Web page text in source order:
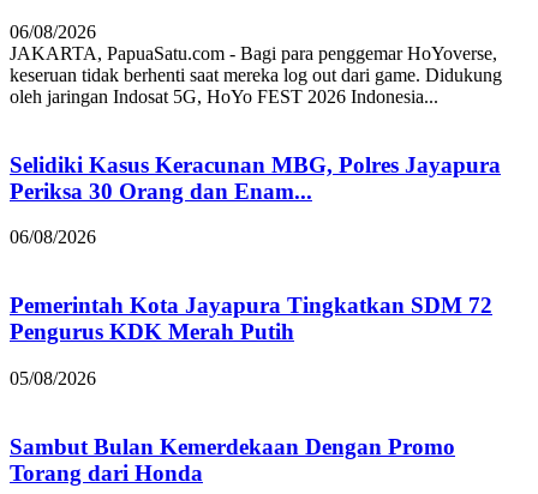
06/08/2026
JAKARTA, PapuaSatu.com - Bagi para penggemar HoYoverse,
keseruan tidak berhenti saat mereka log out dari game. Didukung
oleh jaringan Indosat 5G, HoYo FEST 2026 Indonesia...
Selidiki Kasus Keracunan MBG, Polres Jayapura
Periksa 30 Orang dan Enam...
06/08/2026
Pemerintah Kota Jayapura Tingkatkan SDM 72
Pengurus KDK Merah Putih
05/08/2026
Sambut Bulan Kemerdekaan Dengan Promo
Torang dari Honda